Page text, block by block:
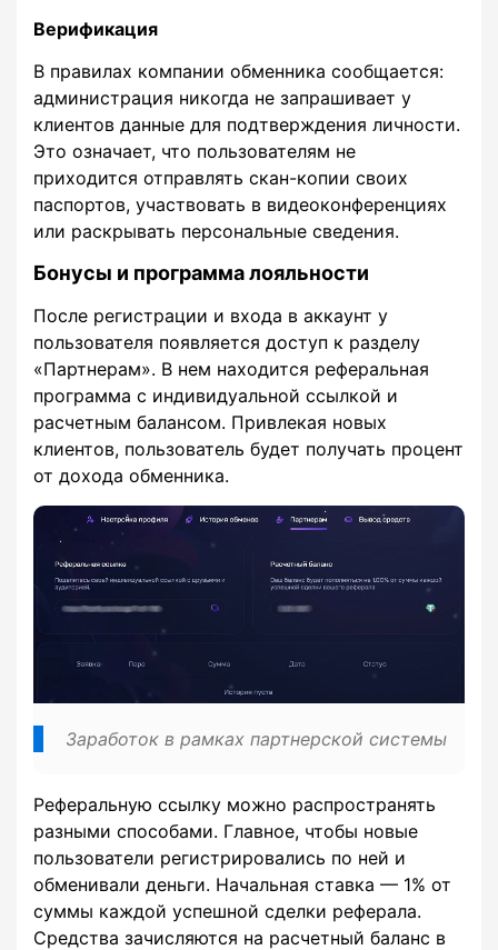
Верификация
В правилах компании обменника сообщается:
администрация никогда не запрашивает у
клиентов данные для подтверждения личности.
Это означает, что пользователям не
приходится отправлять скан-копии своих
паспортов, участвовать в видеоконференциях
или раскрывать персональные сведения.
Бонусы и программа лояльности
После регистрации и входа в аккаунт у
пользователя появляется доступ к разделу
«Партнерам». В нем находится реферальная
программа с индивидуальной ссылкой и
расчетным балансом. Привлекая новых
клиентов, пользователь будет получать процент
от дохода обменника.
Заработок в рамках партнерской системы
Реферальную ссылку можно распространять
разными способами. Главное, чтобы новые
пользователи регистрировались по ней и
обменивали деньги. Начальная ставка — 1% от
суммы каждой успешной сделки реферала.
Средства зачисляются на расчетный баланс в